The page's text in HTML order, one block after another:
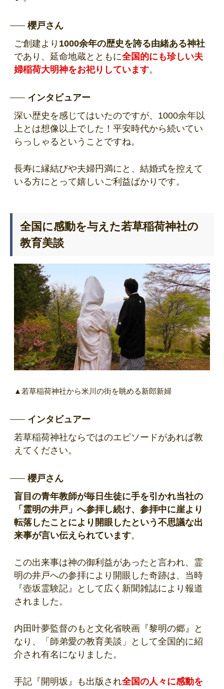
櫻戸さん
ご創建より 1000余年の歴史を誇る由緒ある神社
であり、延命地蔵とともに全国的にも珍しい夫
婦稲荷大明神をお祀りしています。
インタビュアー
深い歴史を感じてはいたのですが、1000余年以
上とは想像以上でした！平安時代から続いてい
らっしゃるということですね。
長寿に縁結びや夫婦円満にと、結婚式を控えて
いる方にとって嬉しいご利益ばかりです。
全国に感動を与えた若草稲荷神社の
教育美談
▲若草稲荷神社から米川の街を眺める新郎新婦
インタビュアー
若草稲荷神社ならではのエピソードがあれば教
えてください。
櫻戸さん
盲目の青年教師が毎日生徒に手を引かれ当社の
「霊明の井戸」へ参拝し続け、参拝中に崖より
転落したことにより開眼したという不思議な出
来事が言い伝えられています。
この出来事は神の御利益があったと言われ、霊
明の井戸への参拝により開眼した奇跡は、当時
『壺坂霊験記』として広く新聞雑誌により報道
されました。
内田叶夢監督のもと文化省映画『黎明の郷』と
なり、「師弟愛の教育美談」として全国的に紹
介され有名になりました。
手記『開明坂』も出版され全国の人々に感動を